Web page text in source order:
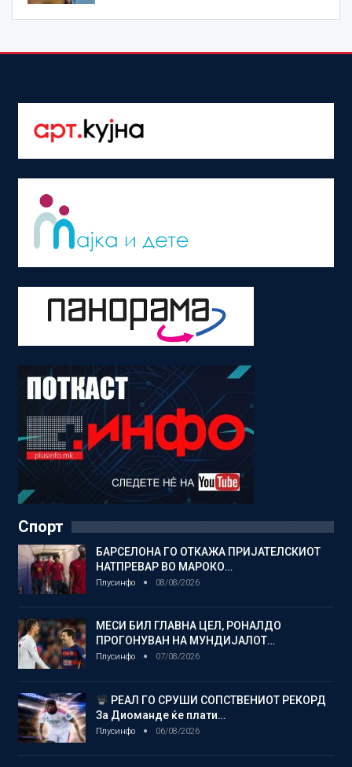
Спорт
БАРСЕЛОНА ГО ОТКАЖА ПРИЈАТЕЛСКИОТ
НАТПРЕВАР ВО МАРОКО…
Плусинфо 08/08/2026
МЕСИ БИЛ ГЛАВНА ЦЕЛ, РОНАЛДО
ПРОГОНУВАН НА МУНДИЈАЛОТ…
Плусинфо 07/08/2026
РЕАЛ ГО СРУШИ СОПСТВЕНИОТ РЕКОРД
За Диоманде ќе плати…
Плусинфо 06/08/2026